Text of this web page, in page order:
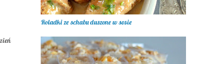
Roladki ze schabu duszone w sosie